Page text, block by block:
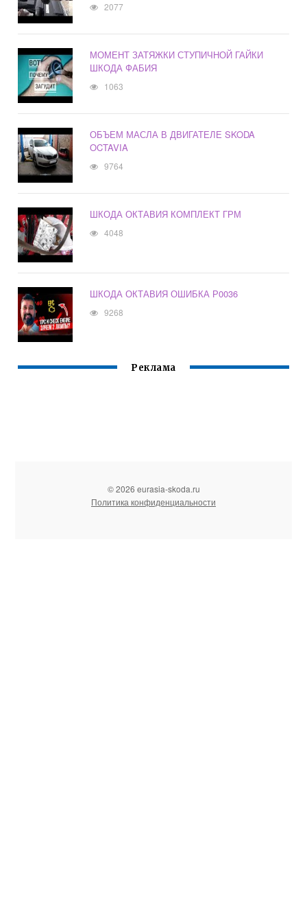
2077
МОМЕНТ ЗАТЯЖКИ СТУПИЧНОЙ ГАЙКИ
ШКОДА ФАБИЯ
1063
ОБЪЕМ МАСЛА В ДВИГАТЕЛЕ SKODA
OCTAVIA
9764
ШКОДА ОКТАВИЯ КОМПЛЕКТ ГРМ
4048
ШКОДА ОКТАВИЯ ОШИБКА Р0036
9268
Реклама
© 2026 eurasia-skoda.ru
Политика конфиденциальности